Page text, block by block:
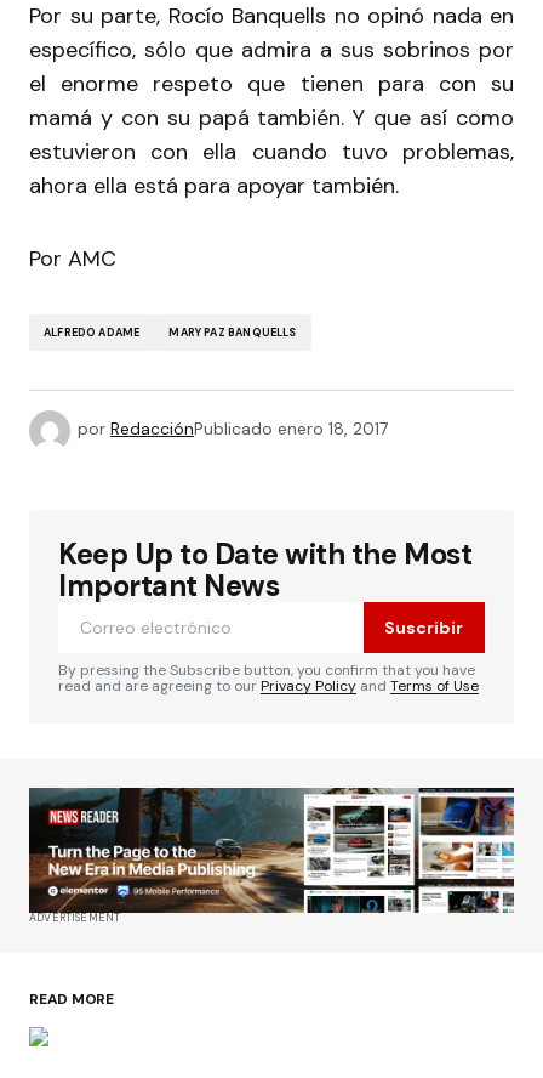
Por su parte, Rocío Banquells no opinó nada en
específico, sólo que admira a sus sobrinos por
el enorme respeto que tienen para con su
mamá y con su papá también. Y que así como
estuvieron con ella cuando tuvo problemas,
ahora ella está para apoyar también.
Por AMC
ALFREDO ADAME MARY PAZ BANQUELLS
por RedacciónPublicado enero 18, 2017
Keep Up to Date with the Most
Important News
Suscribir
By pressing the Subscribe button, you confirm that you have
read and are agreeing to ourPrivacy Policy and Terms of Use
ADVERTISEMENT
READ MORE